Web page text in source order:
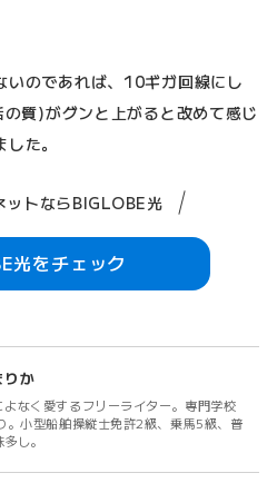
いのであれば、10ギガ回線にし
質)がグンと上がると改めて感じ
た。
ットならBIGLOBE光
光をチェック
りか
なく愛するフリーライター。専門学校
。小型船舶操縦士免許2級、乗馬5級、普
し。